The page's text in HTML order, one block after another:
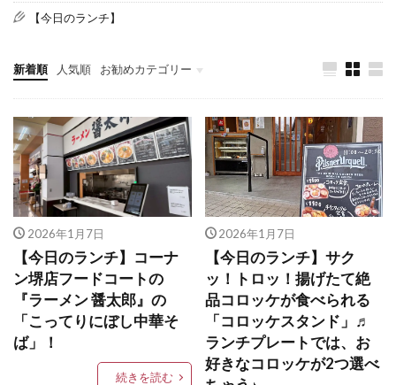
【今日のランチ】
新着順 人気順 お勧めカテゴリー
新店/閉店/RN
2026年1月7日
【今日のランチ】コーナ
ン堺店フードコートの
『ラーメン 醤太郎』の
「こってりにぼし中華そ
ば」！
続きを読む
2026年1月7日
【今日のランチ】サク
ッ！トロッ！揚げたて絶
品コロッケが食べられる
「コロッケスタンド」♬
ランチプレートでは、お
好きなコロッケが2つ選べ